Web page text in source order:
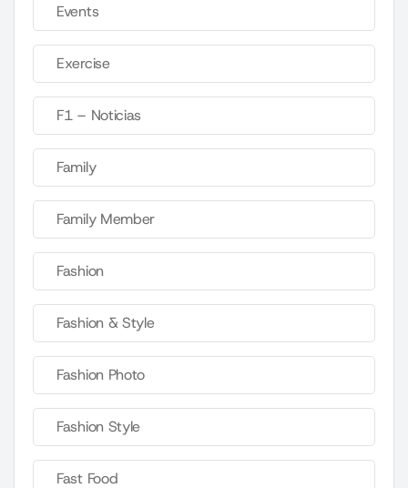
Events
Exercise
F1 – Noticias
Family
Family Member
Fashion
Fashion & Style
Fashion Photo
Fashion Style
Fast Food